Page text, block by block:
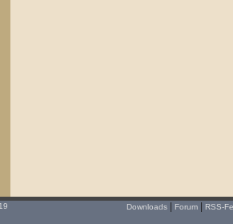
Downloads Forum RSS-